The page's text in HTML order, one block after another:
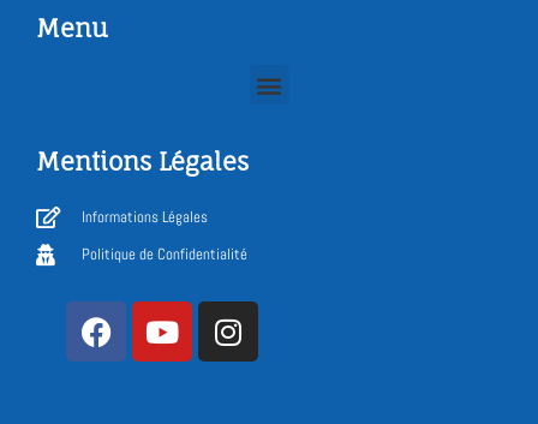
Menu
Mentions Légales
Informations Légales
Politique de Confidentialité